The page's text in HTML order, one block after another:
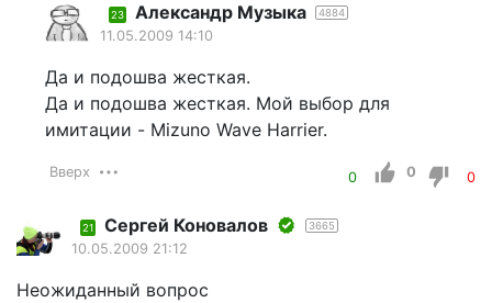
23 Александр Музыка 4884
11.05.2009 14:10
Да и подошва жесткая.
Да и подошва жесткая. Мой выбор для
имитации - Mizuno Wave Harrier.
Вверх 0 0 0
21 Сергей Коновалов 3665
10.05.2009 21:12
Неожиданный вопрос